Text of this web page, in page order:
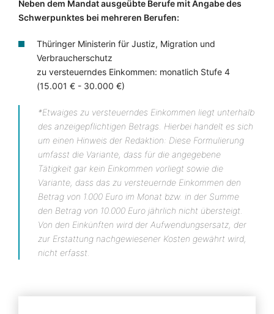
Neben dem Mandat ausgeübte Berufe mit Angabe des
Schwerpunktes bei mehreren Berufen:
Thüringer Ministerin für Justiz, Migration und
Verbraucherschutz
zu versteuerndes Einkommen: monatlich Stufe 4
(15.001 € - 30.000 €)
*Etwaiges zu versteuerndes Einkommen liegt unterhalb
des anzeigepflichtigen Betrags. Hierbei handelt es sich
um einen Hinweis der Redaktion: Diese Formulierung
umfasst die Variante, dass für die angegebene
Tätigkeit gar kein Einkommen vorliegt sowie die
Variante, dass das zu versteuernde Einkommen den
Betrag von 1.000 Euro im Monat bzw. in der Summe
den Betrag von 10.000 Euro jährlich nicht übersteigt.
Von den Einkünften wird der Aufwendungsersatz, der
zur Erstattung nachgewiesener Kosten gewährt wird,
nicht erfasst.